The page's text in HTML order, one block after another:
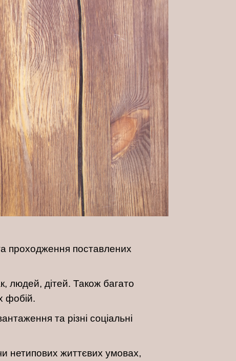
проходження поставлених
людей, дітей. Також багато
фобій.
та різні соціальні
нетипових життєвих умовах,